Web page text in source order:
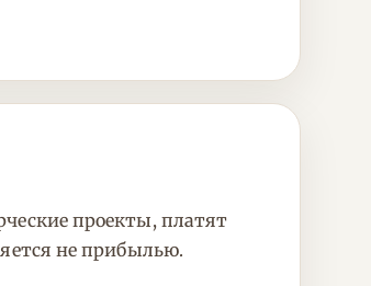
проекты, платят
не прибылью.